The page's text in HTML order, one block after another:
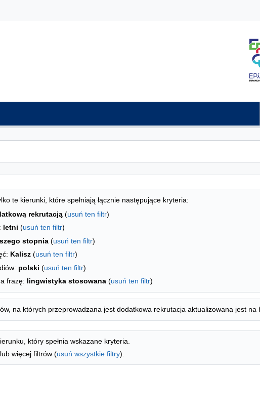
indeks alfabetyczny
te kierunki, które spełniają łącznie następujące kryteria:
rekrutacją (usuń ten filtr)
letni (usuń ten filtr)
stopnia (usuń ten filtr)
Kalisz (usuń ten filtr)
polski (usuń ten filtr)
frazę: lingwistyka stosowana (usuń ten filtr)
na których przeprowadzana jest dodatkowa rekrutacja aktualizowana jest na
który spełnia wskazane kryteria.
więcej filtrów (usuń wszystkie filtry).